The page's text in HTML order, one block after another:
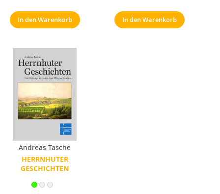
In den Warenkorb In den Warenkorb
Andreas Tasche
HERRNHUTER
GESCHICHTEN